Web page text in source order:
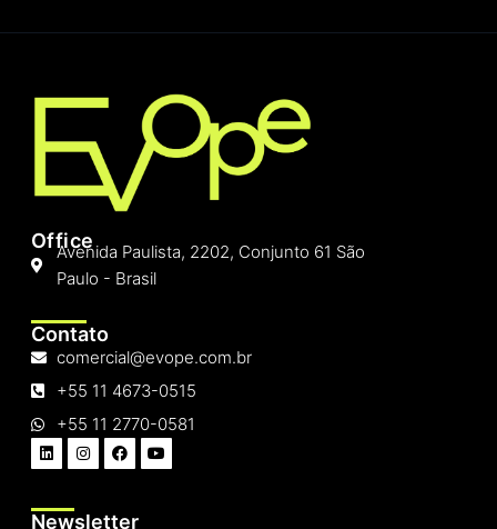
Office
Avenida Paulista, 2202, Conjunto 61 São
Paulo - Brasil
Contato
comercial@evope.com.br
+55 11 4673-0515
+55 11 2770-0581
Newsletter